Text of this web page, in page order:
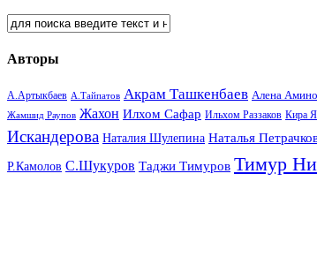
Авторы
А.Артыкбаев А.Тайпатов Акрам Ташкенбаев Алена
Жамшид Раупов Жахон Илхом Сафар Ильхом Раззаков Кира
Искандерова Наталия Шулепина Наталья
Р.Камолов С.Шукуров Таджи Тимуров Тимур